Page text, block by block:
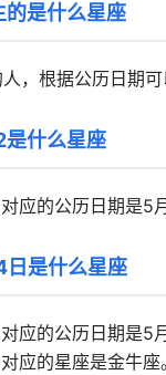
是什么星座
，根据公历日期可
什么星座
应的公历日期是5
是什么星座
应的公历日期是5
应的星座是金牛座。